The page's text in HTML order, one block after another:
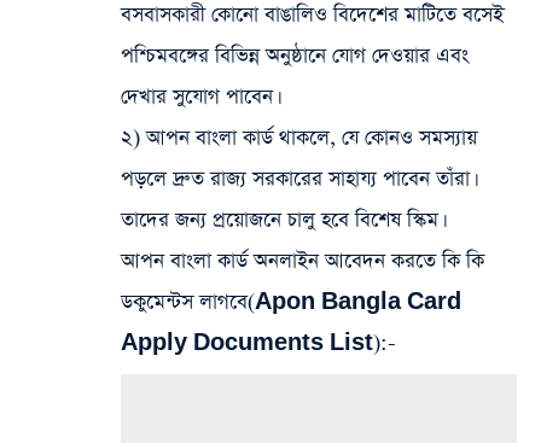
বসবাসকারী কোনো বাঙালিও বিদেশের মাটিতে বসেই
পশ্চিমবঙ্গের বিভিন্ন অনুষ্ঠানে যোগ দেওয়ার এবং
দেখার সুযোগ পাবেন।
২) আপন বাংলা কার্ড থাকলে, যে কোনও সমস্যায়
পড়লে দ্রুত রাজ্য সরকারের সাহায্য পাবেন তাঁরা।
তাদের জন্য প্রয়োজনে চালু হবে বিশেষ স্কিম।
আপন বাংলা কার্ড অনলাইন আবেদন করতে কি কি
ডকুমেন্টস লাগবে(Apon Bangla Card
Apply Documents List):-